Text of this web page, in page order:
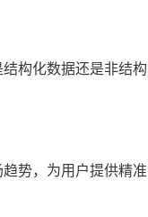
构化数据还是非结构
势，为用户提供精准